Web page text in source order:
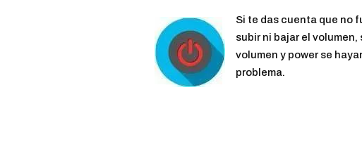
Si te das cuenta que no
subir ni bajar el
volumen y power se
problema.